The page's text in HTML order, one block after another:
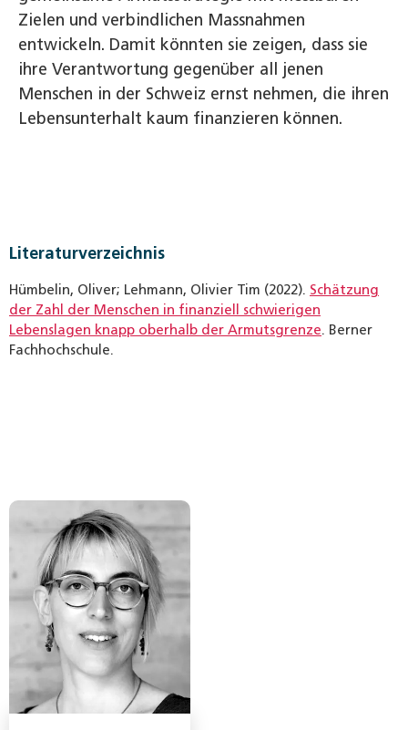
Zielen und verbindlichen Massnahmen
entwickeln. Damit könnten sie zeigen, dass sie
ihre Verantwortung gegenüber all jenen
Menschen in der Schweiz ernst nehmen, die ihren
Lebensunterhalt kaum finanzieren können.
Literaturverzeichnis
Hümbelin, Oliver; Lehmann, Olivier Tim (2022). Schätzung
der Zahl der Menschen in finanziell schwierigen
Lebenslagen knapp oberhalb der Armutsgrenze. Berner
Fachhochschule.